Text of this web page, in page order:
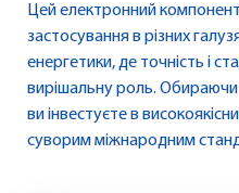
Цей електронний
застосування в різних
енергетики, де точність і
вирішальну роль. Обираючи
ви інвестуєте в
суворим міжнародним